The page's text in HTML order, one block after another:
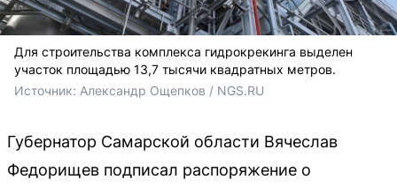
Для строительства комплекса гидрокрекинга выделен
участок площадью 13,7 тысячи квадратных метров.
Источник: Александр Ощепков / NGS.RU
Губернатор Самарской области Вячеслав
Федорищев подписал распоряжение о